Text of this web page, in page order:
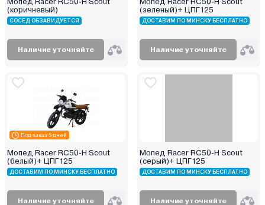
(коричневый)
СОСЕД ОБЗАВИДУЕТСЯ
Наличие уточняйте
(зеленый)+ ЦПГ125
ДОСТАВИМ ПО МИНСКУ БЕСПЛАТНО
Наличие уточняйте
Под заказ 5 дней
Мопед Racer RC50-Н Scout
(белый)+ ЦПГ125
ДОСТАВИМ ПО МИНСКУ БЕСПЛАТНО
Наличие уточняйте
Мопед Racer RC50-Н Scout
(серый)+ ЦПГ125
ДОСТАВИМ ПО МИНСКУ БЕСПЛАТНО
Наличие уточняйте